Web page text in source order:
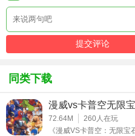
同类下载
漫威vs卡普空无限
72.64M 260人在玩
《漫威VS卡普空：无限宝